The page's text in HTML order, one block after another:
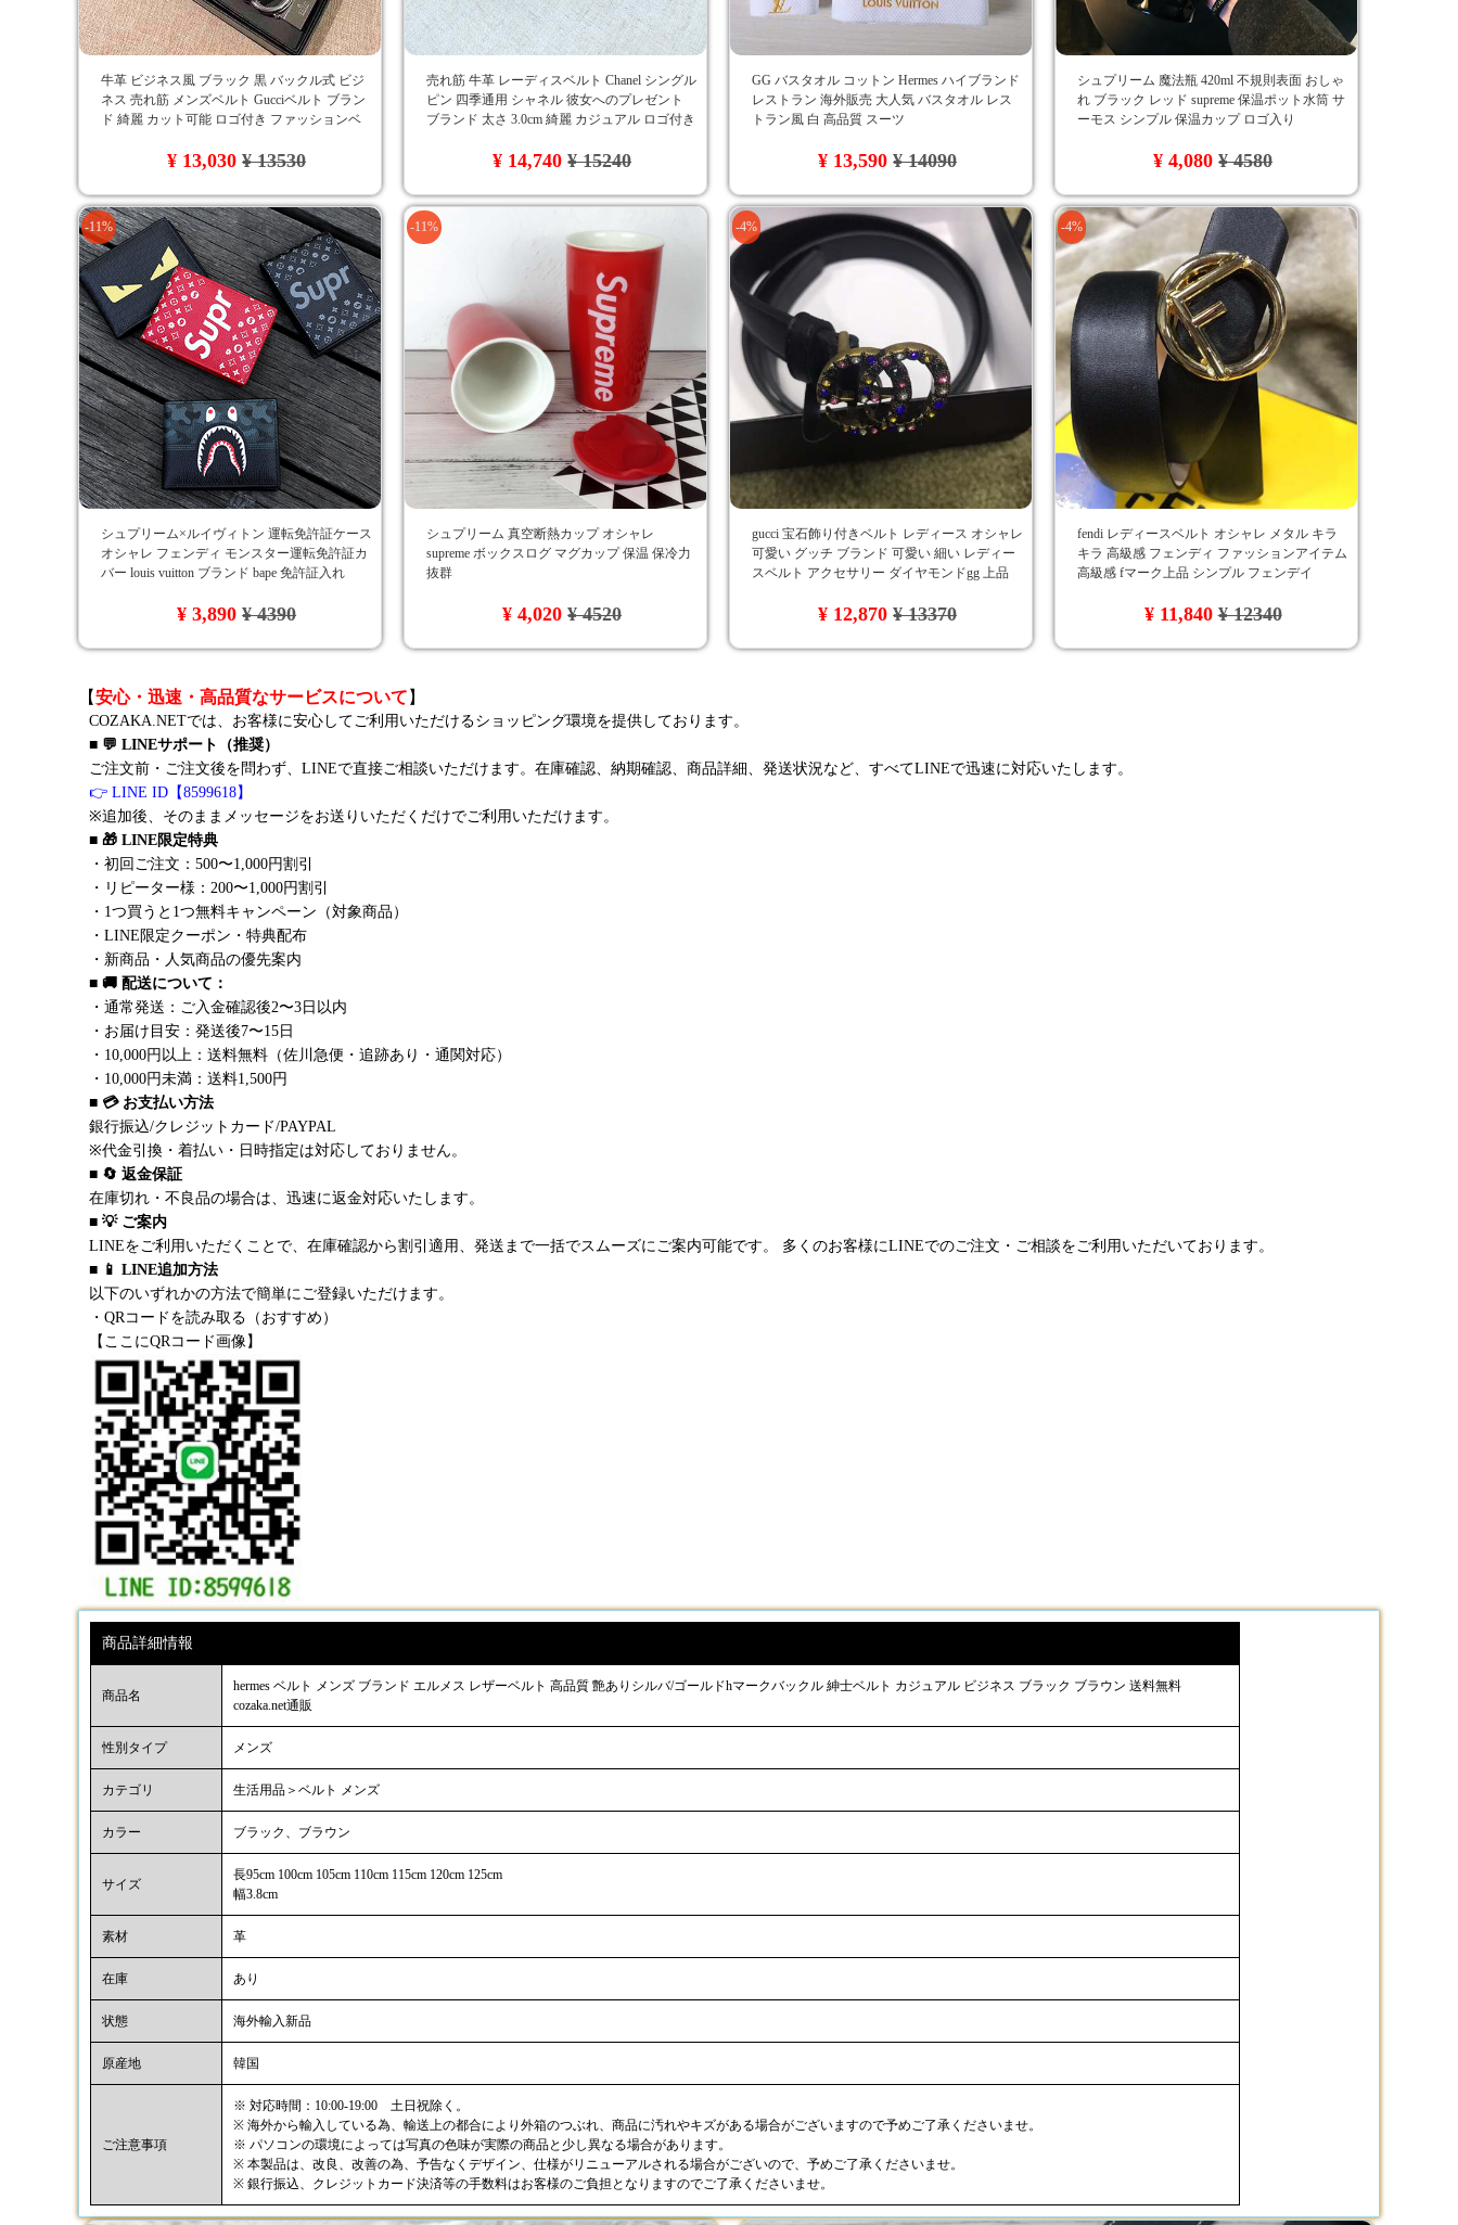
牛革 ビジネス風 ブラック 黒 バックル式 ビジ
ネス 売れ筋 メンズベルト Gucciベルト ブラン
ド 綺麗 カット可能 ロゴ付き ファッションベ
¥ 13,030¥ 13530
売れ筋 牛革 レーディスベルト Chanel シングル
ピン 四季通用 シャネル 彼女へのプレゼント
ブランド 太さ 3.0cm 綺麗 カジュアル ロゴ付き
¥ 14,740¥ 15240
GG バスタオル コットン Hermes ハイブランド
レストラン 海外販売 大人気 バスタオル レス
トラン風 白 高品質 スーツ
¥ 13,590¥ 14090
シュプリーム 魔法瓶 420ml 不規則表面 おしゃ
れ ブラック レッド supreme 保温ポット水筒 サ
ーモス シンプル 保温カップ ロゴ入り
¥ 4,080¥ 4580
-11%
シュプリーム×ルイヴィトン 運転免許証ケース
オシャレ フェンディ モンスター運転免許証カ
バー louis vuitton ブランド bape 免許証入れ
¥ 3,890¥ 4390
-11%
シュプリーム 真空断熱カップ オシャレ
supreme ボックスログ マグカップ 保温 保冷力
抜群
¥ 4,020¥ 4520
-4%
gucci 宝石飾り付きベルト レディース オシャレ
可愛い グッチ ブランド 可愛い 細い レディー
スベルト アクセサリー ダイヤモンドgg 上品
¥ 12,870¥ 13370
-4%
fendi レディースベルト オシャレ メタル キラ
キラ 高級感 フェンディ ファッションアイテム
高級感 fマーク上品 シンプル フェンデイ
¥ 11,840¥ 12340
【安心・迅速・高品質なサービスについて 】
COZAKA.NETでは、お客様に安心してご利用いただけるショッピング環境を提供しております。
■ 💬 LINEサポート（推奨）
ご注文前・ご注文後を問わず、LINEで直接ご相談いただけます。在庫確認、納期確認、商品詳細、発送状況など、すべてLINEで迅速に対応いたします。
👉 LINE ID【8599618】
※追加後、そのままメッセージをお送りいただくだけでご利用いただけます。
■ 🎁 LINE限定特典
・初回ご注文：500〜1,000円割引
・リピーター様：200〜1,000円割引
・1つ買うと1つ無料キャンペーン（対象商品）
・LINE限定クーポン・特典配布
・新商品・人気商品の優先案内
■ 🚚 配送について：
・通常発送：ご入金確認後2〜3日以内
・お届け目安：発送後7〜15日
・10,000円以上：送料無料（佐川急便・追跡あり・通関対応）
・10,000円未満：送料1,500円
■ 💳 お支払い方法
銀行振込/クレジットカード/PAYPAL
※代金引換・着払い・日時指定は対応しておりません。
■ 🔄 返金保証
在庫切れ・不良品の場合は、迅速に返金対応いたします。
■ 💡 ご案内
LINEをご利用いただくことで、在庫確認から割引適用、発送まで一括でスムーズにご案内可能です。 多くのお客様にLINEでのご注文・ご相談をご利用いただいております。
■ 📱 LINE追加方法
以下のいずれかの方法で簡単にご登録いただけます。
・QRコードを読み取る（おすすめ）
【ここにQRコード画像】
商品詳細情報
商品名
hermes ベルト メンズ ブランド エルメス レザーベルト 高品質 艶ありシルバ/ゴールドhマークバックル 紳士ベルト カジュアル ビジネス ブラック ブラウン 送料無料
cozaka.net通販
性別タイプ メンズ
カテゴリ 生活用品＞ベルト メンズ
カラー ブラック、ブラウン
サイズ
長95cm 100cm 105cm 110cm 115cm 120cm 125cm
幅3.8cm
素材 革
在庫 あり
状態 海外輸入新品
原産地 韓国
ご注意事項
※ 対応時間：10:00-19:00 土日祝除く。
※ 海外から輸入している為、輸送上の都合により外箱のつぶれ、商品に汚れやキズがある場合がございますので予めご了承くださいませ。
※ パソコンの環境によっては写真の色味が実際の商品と少し異なる場合があります。
※ 本製品は、改良、改善の為、予告なくデザイン、仕様がリニューアルされる場合がございので、予めご了承くださいませ。
※ 銀行振込、クレジットカード決済等の手数料はお客様のご負担となりますのでご了承くださいませ。